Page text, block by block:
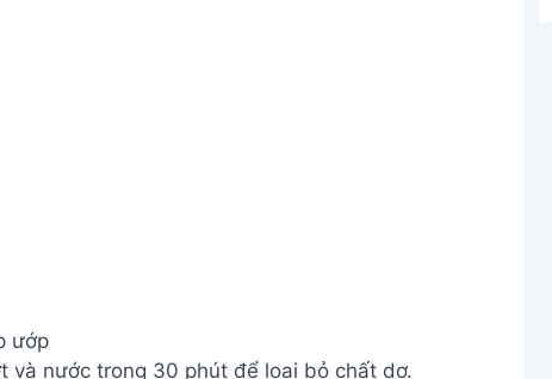
ướp
và nước trong 30 phút để loại bỏ chất dơ.